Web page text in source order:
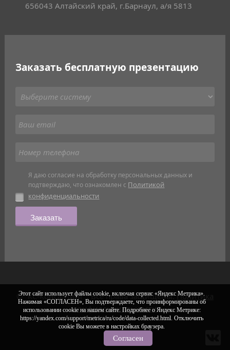
656043 Алтайский край, г.Барнаул, а/я 5813
Заказать бесплатную презентацию
Я даю согласие на обработку персональных данных и
подтверждаю, что ознакомлен с Политикой
конфиденциальности
Заказать
© "КС-Консалтинг". Все права защищены.Политика
конфиденциальности
Этот сайт использует файлы cookie, включая сервис «Яндекс Метрика».
Нажимая «СОГЛАСЕН», Вы подтверждаете, что проинформированы об
использовании cookie на нашем сайте. Подробнее о Яндекс Метрике:
https://yandex.com/support/metrica/ru/code/data-collected.html. Отключить
cookie Вы можете в настройках браузера.
Согласен